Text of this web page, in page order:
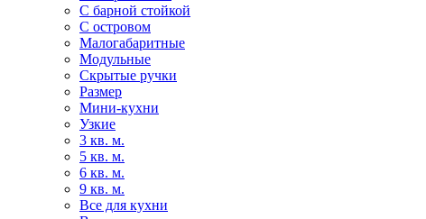
С барной стойкой
С островом
Малогабаритные
Модульные
Скрытые ручки
Размер
Мини-кухни
Узкие
3 кв. м.
5 кв. м.
6 кв. м.
9 кв. м.
Все для кухни